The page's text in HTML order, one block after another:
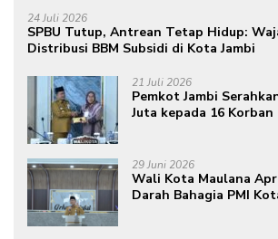
24 Juli 2026
SPBU Tutup, Antrean Tetap Hidup:
Distribusi BBM Subsidi di Kota Jambi
21 Juli 2026
Pemkot Jambi
Juta kepada 16 Korban
29 Juni 2026
Wali Kota Maulana
Darah Bahagia PMI